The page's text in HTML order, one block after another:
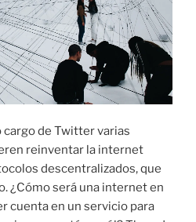
cargo de Twitter varias
reinventar la internet
descentralizados, que
¿Cómo será una internet en
cuenta en un servicio para